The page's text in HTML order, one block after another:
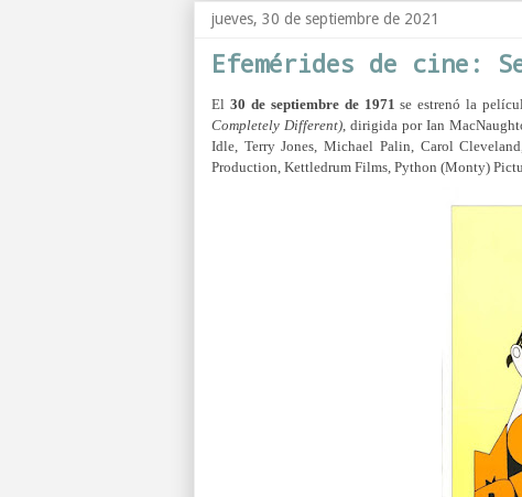
jueves, 30 de septiembre de 2021
Efemérides de cine:
El 30 de septiembre de 1971 se estrenó la
Completely Different) , dirigida por Ian
Idle, Terry Jones, Michael Palin, Carol
Production, Kettledrum Films, Python (Monty)